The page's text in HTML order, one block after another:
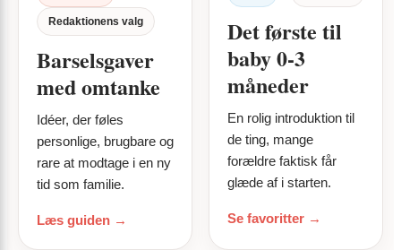
Redaktionens valg
Barselsgaver
med omtanke
Idéer, der føles
personlige, brugbare og
rare at modtage i en ny
tid som familie.
Læs guiden →
Det første til
baby 0-3
måneder
En rolig introduktion til
de ting, mange
forældre faktisk får
glæde af i starten.
Se favoritter →